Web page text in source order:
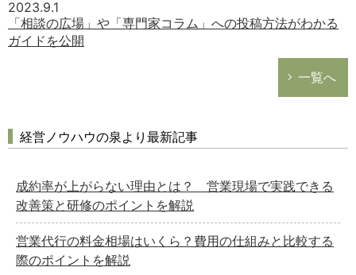
2023.9.1
「相談の広場」や「専門家コラム」への投稿方法がわかる
ガイドを公開
一覧へ
経営ノウハウの泉より最新記事
成約率が上がらない理由とは？ 営業現場で実践できる
改善策と研修のポイントを解説
営業代行の料金相場はいくら？費用の仕組みと比較する
際のポイントを解説